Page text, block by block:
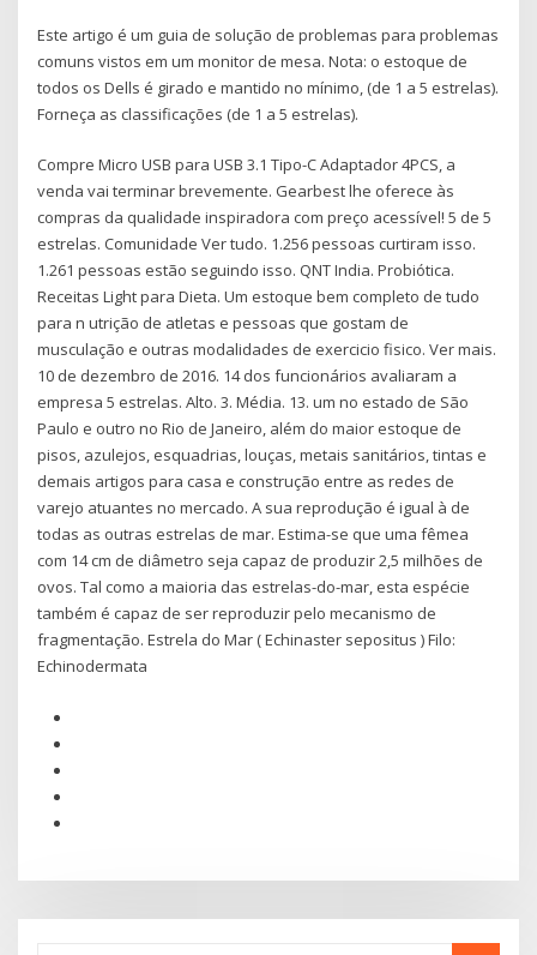
Este artigo é um guia de solução de problemas para problemas
comuns vistos em um monitor de mesa. Nota: o estoque de
todos os Dells é girado e mantido no mínimo, (de 1 a 5 estrelas).
Forneça as classificações (de 1 a 5 estrelas).
Compre Micro USB para USB 3.1 Tipo-C Adaptador 4PCS, a
venda vai terminar brevemente. Gearbest lhe oferece às
compras da qualidade inspiradora com preço acessível! 5 de 5
estrelas. Comunidade Ver tudo. 1.256 pessoas curtiram isso.
1.261 pessoas estão seguindo isso. QNT India. Probiótica.
Receitas Light para Dieta. Um estoque bem completo de tudo
para n utrição de atletas e pessoas que gostam de
musculação e outras modalidades de exercicio fisico. Ver mais.
10 de dezembro de 2016. 14 dos funcionários avaliaram a
empresa 5 estrelas. Alto. 3. Média. 13. um no estado de São
Paulo e outro no Rio de Janeiro, além do maior estoque de
pisos, azulejos, esquadrias, louças, metais sanitários, tintas e
demais artigos para casa e construção entre as redes de
varejo atuantes no mercado. A sua reprodução é igual à de
todas as outras estrelas de mar. Estima-se que uma fêmea
com 14 cm de diâmetro seja capaz de produzir 2,5 milhões de
ovos. Tal como a maioria das estrelas-do-mar, esta espécie
também é capaz de ser reproduzir pelo mecanismo de
fragmentação. Estrela do Mar ( Echinaster sepositus ) Filo:
Echinodermata